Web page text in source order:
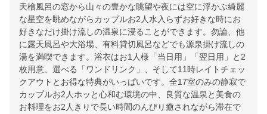
天檜風呂の窓から山々の豊かな眺望や夜には空に浮かぶ綺麗
な星空を眺めながらカップルお2人水入らずお好きな時にお
好きなだけ掛け流しの温泉に浸ることができます。勿論、他
に露天風呂や大浴場、有料貸切風呂などでも源泉掛け流しの
湯を満喫できます。浴衣はお1人様「当日用」「翌日用」と2
枚用意、選べる「ワンドリンク」、そして11時レイトチェッ
クアウトとお得な特典がいっぱいです。全17室のみの静寂で
カップルお2人ホッと心和む環境の中、良質な温泉と美食の
お料理をお2人きりで長い時間のんびり癒されながら滞在で